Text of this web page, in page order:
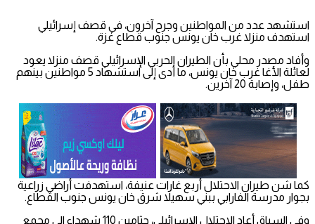
استشهد عدد من المواطنين وجرح آخرون، في قصف إسرائيلي
استهدف منزلا غرب خان يونس جنوب قطاع غزة.
وأفاد مصدر محلي بأن الطيران الحربي الإسرائيلي قصف منزلا يعود
لعائلة الأغا غرب خان يونس، ما أدى إلى استشهاد 5 مواطنين بينهم
طفل، وإصابة 20 آخرين.
كما شن طيران الاحتلال أربع غارات عنيفة، استهدفت أراضي زراعية
بجوار مدرسة الفارابي ببني سهيلا شرق خان يونس جنوب القطاع.
وفي السياق أعاد الاحتلال الإسرائيلي، جثامين 110 شهداء الى مجمع